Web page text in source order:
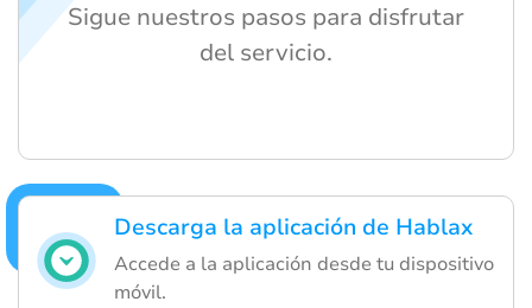
Descarga la aplicación de Hablax
Accede a la aplicación desde tu dispositivo
móvil.
Sigue nuestros pasos para disfrutar
del servicio.